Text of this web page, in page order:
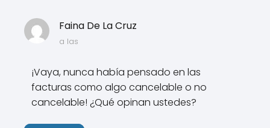
Faina De La Cruz
a las
¡Vaya, nunca había pensado en las
facturas como algo cancelable o no
cancelable! ¿Qué opinan ustedes?